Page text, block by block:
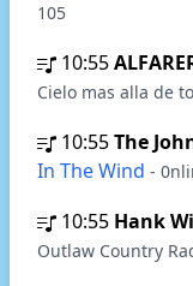
105
10:55
Cielo mas alla de
10:55The
In The Wind -
10:55 Hank
Outlaw Country